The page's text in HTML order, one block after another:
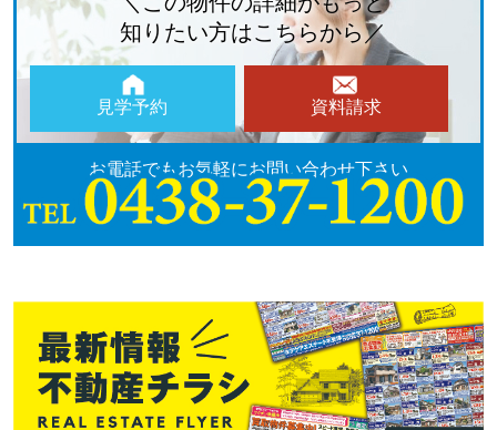
知りたい方はこちらから／
見学予約 資料請求
お電話でもお気軽にお問い合わせ下さい